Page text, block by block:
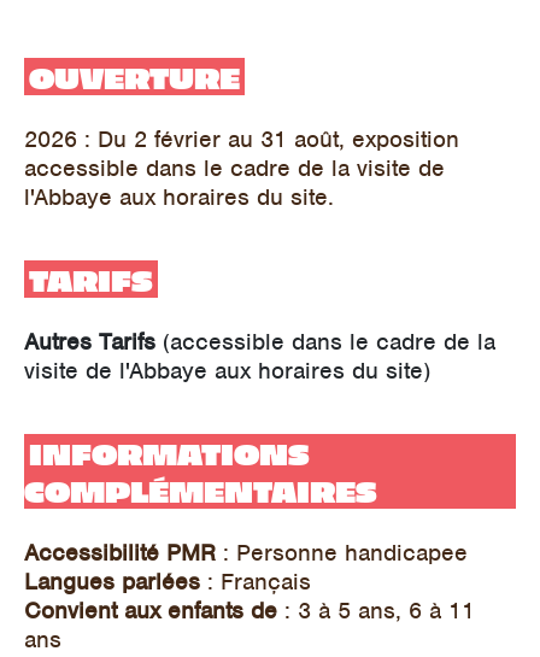
OUVERTURE
2026 : Du 2 février au 31 août, exposition
accessible dans le cadre de la visite de
l'Abbaye aux horaires du site.
TARIFS
Autres Tarifs (accessible dans le cadre de la
visite de l'Abbaye aux horaires du site)
INFORMATIONS
COMPLÉMENTAIRES
Accessibilité PMR : Personne handicapee
Langues parlées : Français
Convient aux enfants de : 3 à 5 ans, 6 à 11
ans